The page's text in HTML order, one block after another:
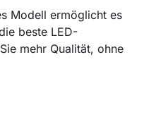
Modell ermöglicht es
beste LED-
mehr Qualität, ohne